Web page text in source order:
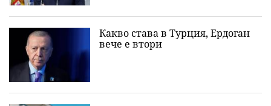
Какво става в Турция, Ердоган
вече е втори